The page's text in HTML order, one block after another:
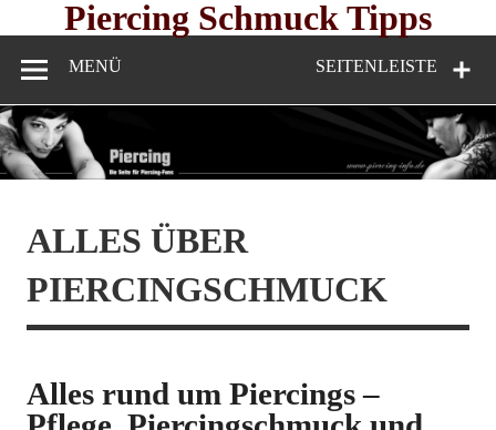
Piercing Schmuck Tipps
SEITENLEISTE
MENÜ
ALLES ÜBER
PIERCINGSCHMUCK
Alles rund um Piercings –